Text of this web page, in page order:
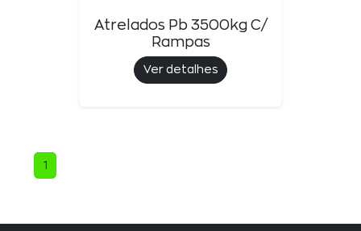
Atrelados Pb 3500kg C/
Rampas
Ver detalhes
1